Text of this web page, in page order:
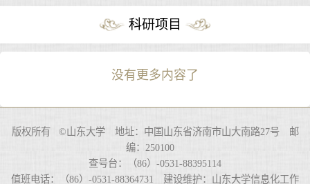
科研项目
没有更多内容了
版权所有 ©山东大学 地址：中国山东省济南市山大南路27号 邮
编：250100
查号台：（86）-0531-88395114
值班电话：（86）-0531-88364731 建设维护：山东大学信息化工作